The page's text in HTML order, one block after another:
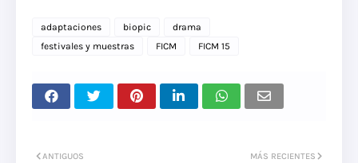
adaptaciones biopic
drama
festivales y muestras
FICM FICM 15
MÁS RECIENTES
ANTIGUOS